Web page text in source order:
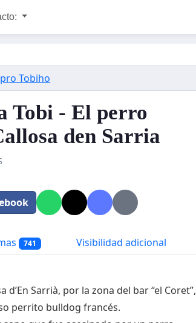
Tobiho
Tobi - El perro
den Sarria
741 Visibilidad adicional
d’En Sarrià, por la zona del bar “el Coret”,
perrito bulldog francés.